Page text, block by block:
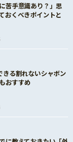
苦手意識あり？」思
おくべきポイントと
る割れないシャボン
おすすめ